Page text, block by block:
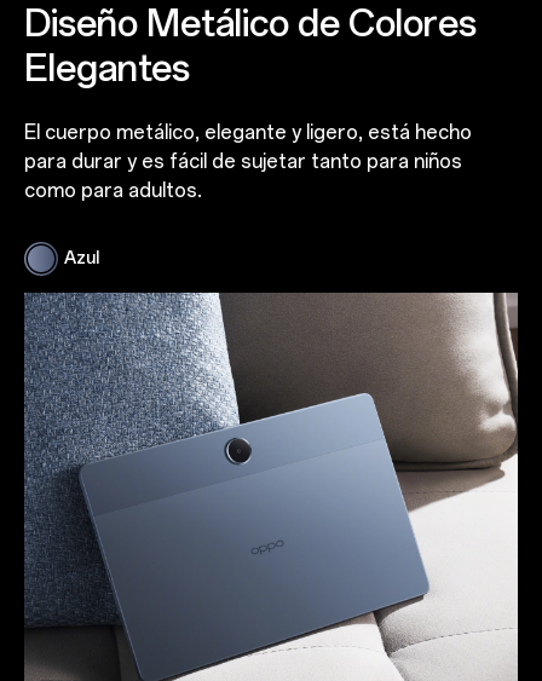
Diseño Metálico de Colores
Elegantes
El cuerpo metálico, elegante y ligero, está hecho
para durar y es fácil de sujetar tanto para niños
como para adultos.
Azul